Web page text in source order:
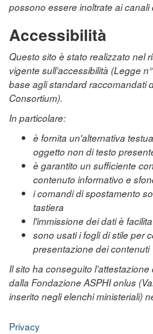
possono essere inoltrate ai canali
Accessibilità
Questo sito è stato realizzato nel
vigente sull’accessibilità (Legge
base agli standard raccomandati
Consortium).
In particolare:
è fornita un'alternativa
oggetto non di testo
è garantito un sufficiente
contenuto informativo e
i comandi di spostamento
tastiera
l'immissione dei dati è
sono usati i fogli di stile per
presentazione dei contenuti
Il sito ha conseguito l’attestazione
dalla Fondazione ASPHI onlus
inserito negli elenchi ministeriali)
Privacy